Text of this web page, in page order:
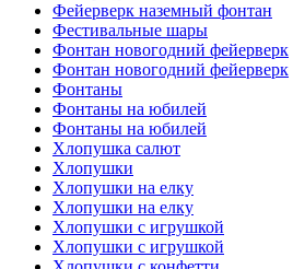
Фейерверк наземный фонтан
Фестивальные шары
Фонтан новогодний фейерверк
Фонтан новогодний фейерверк
Фонтаны
Фонтаны на юбилей
Фонтаны на юбилей
Хлопушка салют
Хлопушки
Хлопушки на елку
Хлопушки на елку
Хлопушки с игрушкой
Хлопушки с игрушкой